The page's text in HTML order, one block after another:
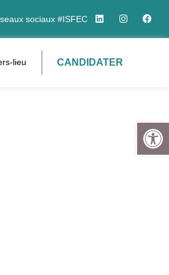
Ouvrir
sociaux #ISFEC
lieu CANDIDATER